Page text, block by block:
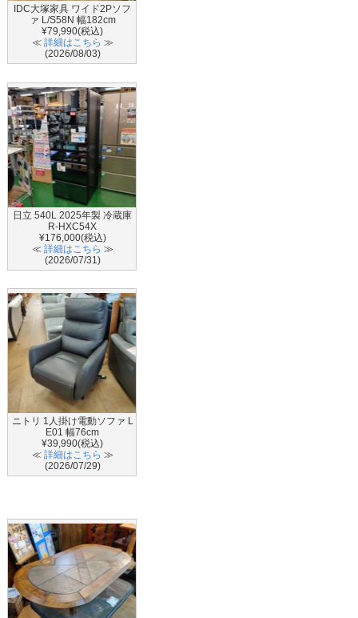
IDC大塚家具 ワイド2Pソフ
ァ L/S58N 幅182cm
¥79,990(税込)
≪ 詳細はこちら ≫
(2026/08/03)
日立 540L 2025年製 冷蔵庫
R-HXC54X
¥176,000(税込)
≪ 詳細はこちら ≫
(2026/07/31)
ニトリ 1人掛け電動ソファ L
E01 幅76cm
¥39,990(税込)
≪ 詳細はこちら ≫
(2026/07/29)